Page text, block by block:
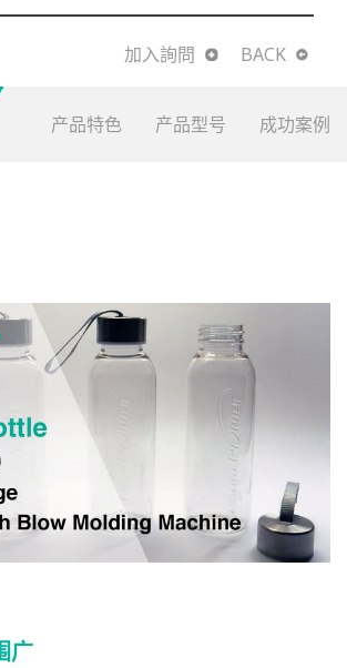
加入詢問 BACK
产品特色 产品型号 成功案例
广